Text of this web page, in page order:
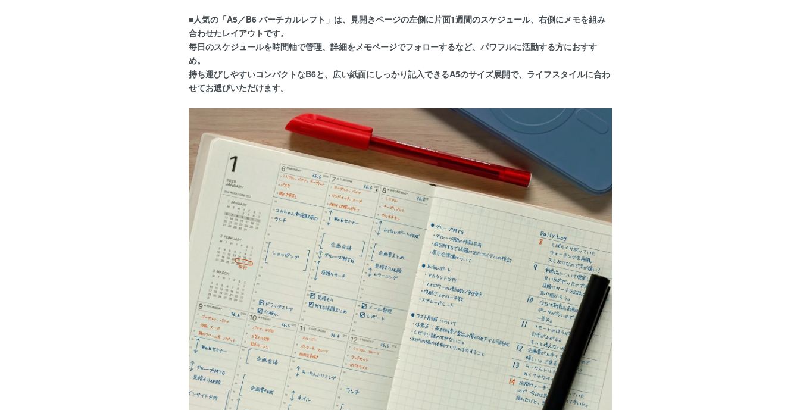
■人気の「A5／B6 バーチカルレフト」は、見開きページの左側に片面1週間のスケジュール、右側にメモを組み
合わせたレイアウトです。
毎日のスケジュールを時間軸で管理、詳細をメモページでフォローするなど、パワフルに活動する方におすす
め。
持ち運びしやすいコンパクトなB6と、広い紙面にしっかり記入できるA5のサイズ展開で、ライフスタイルに合わ
せてお選びいただけます。